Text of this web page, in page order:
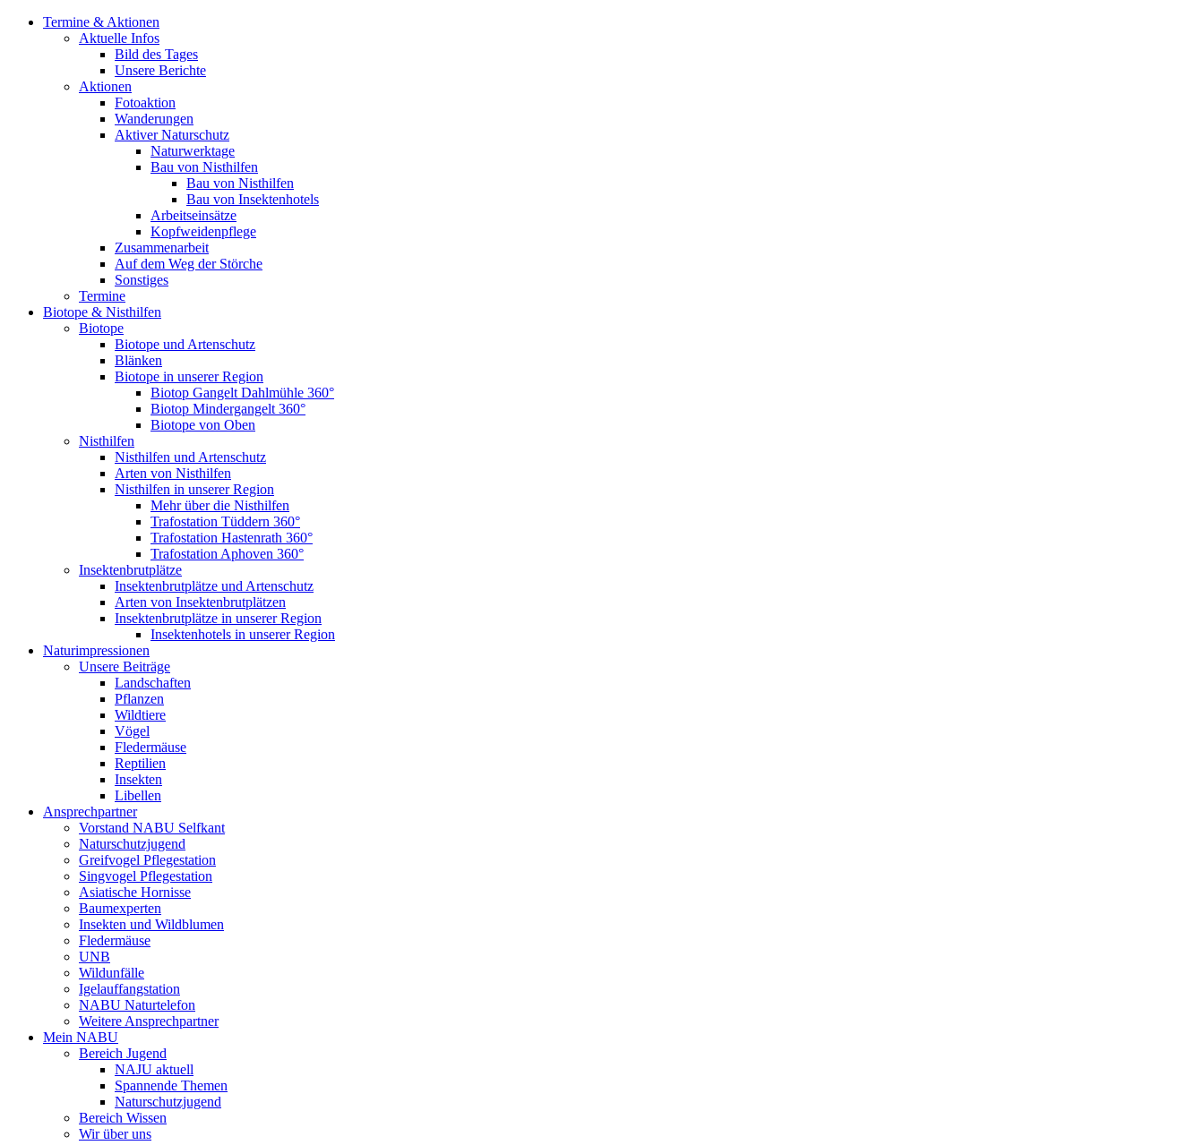
Termine & Aktionen
Aktuelle Infos
Bild des Tages
Unsere Berichte
Aktionen
Fotoaktion
Wanderungen
Aktiver Naturschutz
Naturwerktage
Bau von Nisthilfen
Bau von Nisthilfen
Bau von Insektenhotels
Arbeitseinsätze
Kopfweidenpflege
Zusammenarbeit
Auf dem Weg der Störche
Sonstiges
Termine
Biotope & Nisthilfen
Biotope
Biotope und Artenschutz
Blänken
Biotope in unserer Region
Biotop Gangelt Dahlmühle 360°
Biotop Mindergangelt 360°
Biotope von Oben
Nisthilfen
Nisthilfen und Artenschutz
Arten von Nisthilfen
Nisthilfen in unserer Region
Mehr über die Nisthilfen
Trafostation Tüddern 360°
Trafostation Hastenrath 360°
Trafostation Aphoven 360°
Insektenbrutplätze
Insektenbrutplätze und Artenschutz
Arten von Insektenbrutplätzen
Insektenbrutplätze in unserer Region
Insektenhotels in unserer Region
Naturimpressionen
Unsere Beiträge
Landschaften
Pflanzen
Wildtiere
Vögel
Fledermäuse
Reptilien
Insekten
Libellen
Ansprechpartner
Vorstand NABU Selfkant
Naturschutzjugend
Greifvogel Pflegestation
Singvogel Pflegestation
Asiatische Hornisse
Baumexperten
Insekten und Wildblumen
Fledermäuse
UNB
Wildunfälle
Igelauffangstation
NABU Naturtelefon
Weitere Ansprechpartner
Mein NABU
Bereich Jugend
NAJU aktuell
Spannende Themen
Naturschutzjugend
Bereich Wissen
Wir über uns